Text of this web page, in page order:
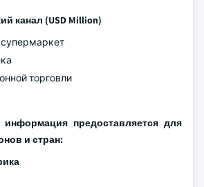
канал (USD Million)
торговли
предоставляется для
и стран: